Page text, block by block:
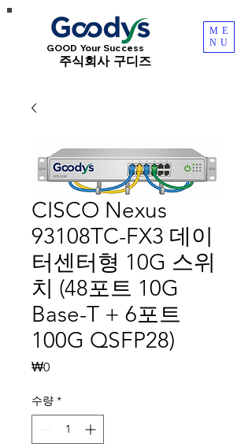
ME
NU
​주식회사 구디즈
GOOD Your Success
CISCO Nexus
93108TC-FX3 데이
터센터형 10G 스위
치 (48포트 10G
Base-T + 6포트
100G QSFP28)
₩0가격
수량 *